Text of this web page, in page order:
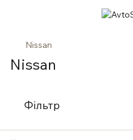
Nissan
Nissan
Фільтр